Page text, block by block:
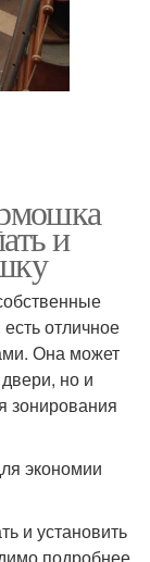
и
отличное
Она может
но и
зонирования
экономии
и установить